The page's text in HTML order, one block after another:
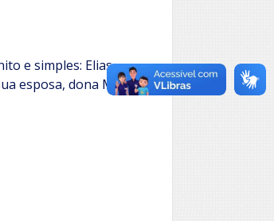
e simples: Elias
esposa, dona Maria